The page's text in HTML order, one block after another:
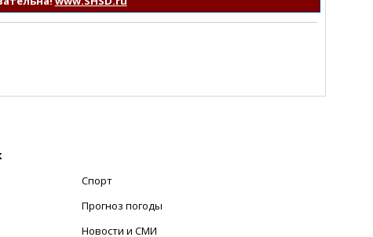
Спорт
Прогноз погоды
Новости и СМИ